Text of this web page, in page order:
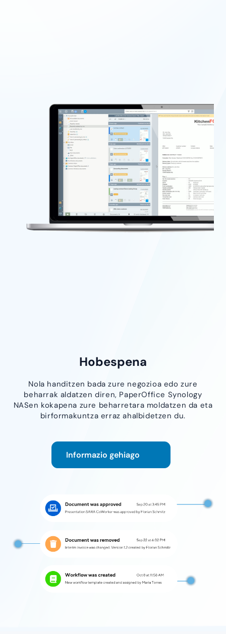
Hobespena
Nola handitzen bada zure negozioa edo zure
beharrak aldatzen diren, PaperOffice Synology
NASen kokapena zure beharretara moldatzen da eta
birformakuntza erraz ahalbidetzen du.
Informazio gehiago